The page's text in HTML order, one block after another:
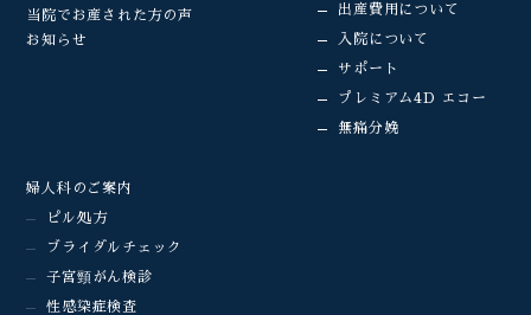
当院でお産された方の声
お知らせ
出産費用について
入院について
サポート
プレミアム4D エコー
無痛分娩
婦人科のご案内
ピル処方
ブライダルチェック
子宮頸がん検診
性感染症検査